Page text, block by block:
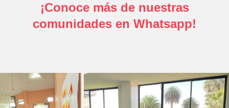
¡Conoce más de nuestras
comunidades en Whatsapp!